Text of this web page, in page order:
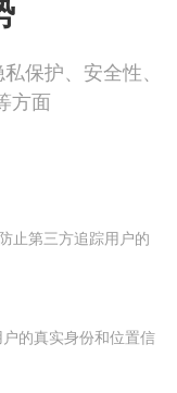
保护、安全性、
方面
止第三方追踪用户的
的真实身份和位置信